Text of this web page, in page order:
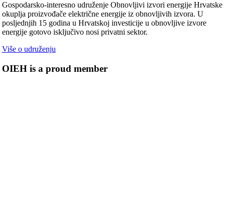
Gospodarsko-interesno udruženje Obnovljivi izvori energije Hrvatske
okuplja proizvođače električne energije iz obnovljivih izvora. U
posljednjih 15 godina u Hrvatskoj investicije u obnovljive izvore
energije gotovo isključivo nosi privatni sektor.
Više o udruženju
OIEH is a proud member